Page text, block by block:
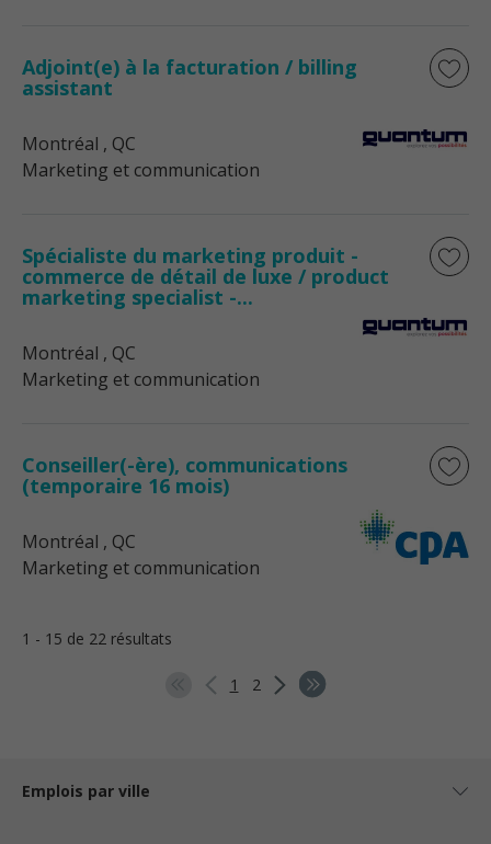
Adjoint(e) à la facturation / billing
assistant
Montréal , QC
Marketing et communication
Spécialiste du marketing produit -
commerce de détail de luxe / product
marketing specialist -...
Montréal , QC
Marketing et communication
Conseiller(-ère), communications
(temporaire 16 mois)
Montréal , QC
Marketing et communication
1 - 15 de 22 résultats
1 2
Emplois par ville